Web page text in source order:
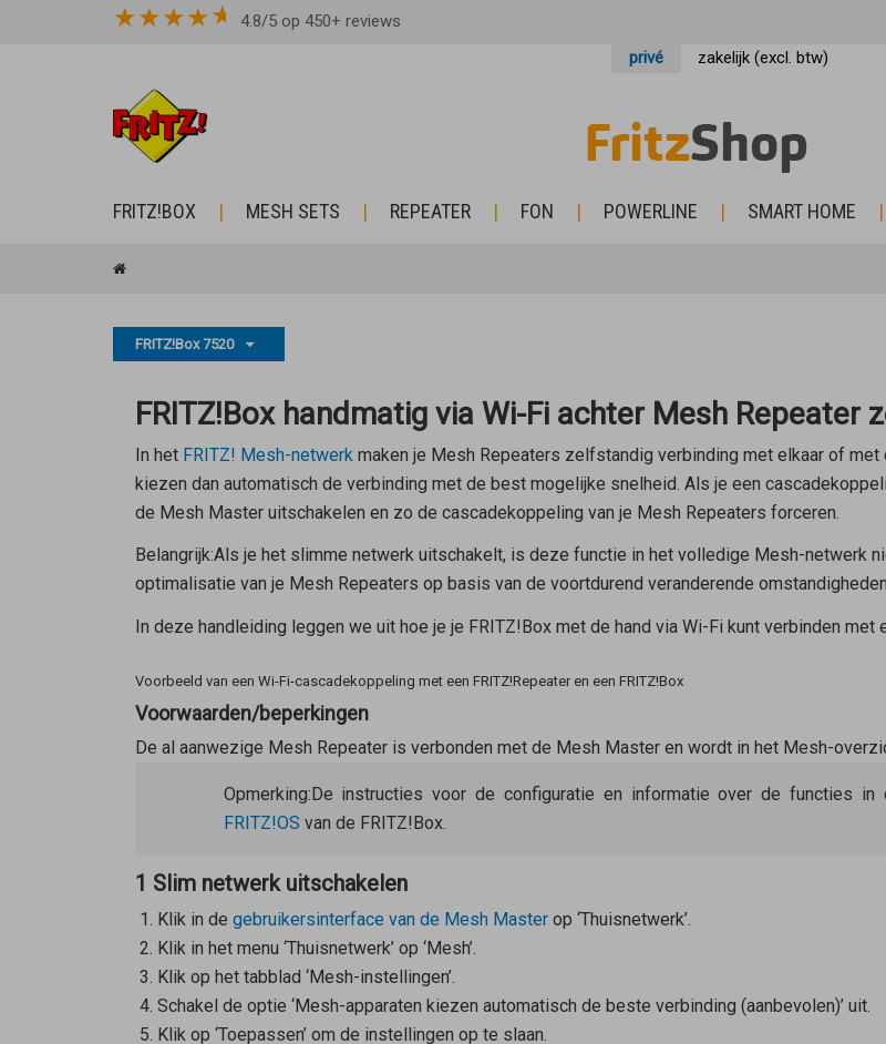
★★★★ 4.8/5 op 450+ reviews
privé zakelijk (excl. btw)
FRITZ!BOX MESH SETS REPEATER FON POWERLINE SMART HOME
FRITZ!Box 7520
FRITZ!Box handmatig via Wi-Fi achter Mesh Repeater
In het FRITZ! Mesh-netwerk maken je Mesh Repeaters zelfstandig verbinding met elkaar of met
kiezen dan automatisch de verbinding met de best mogelijke snelheid. Als je een
de Mesh Masteruitschakelen en zo de cascadekoppeling van je Mesh Repeaters forceren.
Belangrijk:Als je het slimme netwerk uitschakelt, is deze functie in het volledige Mesh-netwerk
optimalisatie van je Mesh Repeaters op basis van de voortdurend veranderende
In deze handleiding leggen we uit hoe je je FRITZ!Box met de hand via Wi-Fi kunt verbinden met
Voorbeeld van een Wi-Fi-cascadekoppeling met een FRITZ!Repeater en een FRITZ!Box
Voorwaarden/beperkingen
De al aanwezige Mesh Repeateris verbonden met de Mesh Masteren wordt in het Mesh-
Opmerking: De instructies voor de configuratie en informatie over de functies in
FRITZ!OS van de FRITZ!Box.
1 Slim netwerk uitschakelen
Klik in de gebruikersinterface van de Mesh Masterop ‘Thuisnetwerk’.
Klik in het menu ‘Thuisnetwerk’ op ‘Mesh’.
Klik op het tabblad ‘Mesh-instellingen’.
Schakel de optie ‘Mesh-apparaten kiezen automatisch de beste verbinding (aanbevolen)’ uit.
Klik op ‘Toepassen’ om de instellingen op te slaan.